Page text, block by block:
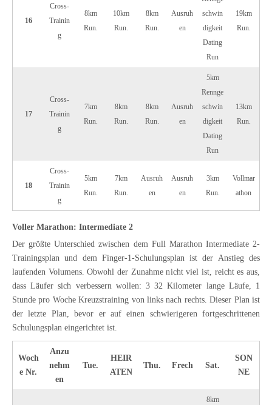
16
Cross-
Trainin
g
8km
Run.
10km
Run.
8km
Run.
Ausruh
en
schwin
digkeit
Dating
Run
19km
Run.
17
Cross-
Trainin
g
7km
Run.
8km
Run.
8km
Run.
Ausruh
en
5km
Rennge
schwin
digkeit
Dating
Run
13km
Run.
18
Cross-
Trainin
g
5km
Run.
7km
Run.
Ausruh
en
Ausruh
en
3km
Run.
Vollmar
athon
Voller Marathon: Intermediate 2
Der größte Unterschied zwischen dem Full Marathon Intermediate 2-
Trainingsplan und dem Finger-1-Schulungsplan ist der Anstieg des
laufenden Volumens. Obwohl der Zunahme nicht viel ist, reicht es aus,
dass Läufer sich verbessern wollen: 3 32 Kilometer lange Läufe, 1
Stunde pro Woche Kreuzstraining von links nach rechts. Dieser Plan ist
der letzte Plan, bevor er auf einen schwierigeren fortgeschrittenen
Schulungsplan eingerichtet ist.
Woch
e Nr.
Anzu
nehm
en
Tue.
HEIR
ATEN
Thu. Frech Sat.
SON
NE
8km